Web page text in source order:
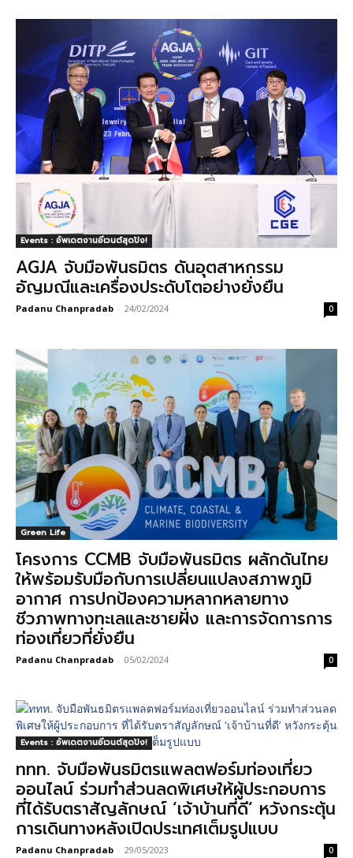
Events : อัพเดตงานอีเวนต์สุดปัง!
AGJA จับมือพันธมิตร ดันอุตสาหกรรม
อัญมณีและเครื่องประดับโตอย่างยั่งยืน
Padanu Chanpradab - 24/02/2024 0
Green Life
โครงการ CCMB จับมือพันธมิตร ผลักดันไทย
ให้พร้อมรับมือกับการเปลี่ยนแปลงสภาพภูมิ
อากาศ การปกป้องความหลากหลายทาง
ชีวภาพทางทะเลและชายฝั่ง และการจัดการการ
ท่องเที่ยวที่ยั่งยืน
Padanu Chanpradab - 05/02/2024 0
Events : อัพเดตงานอีเวนต์สุดปัง!
ททท. จับมือพันธมิตรแพลตฟอร์มท่องเที่ยว
ออนไลน์ ร่วมทำส่วนลดพิเศษให้ผู้ประกอบการ
ที่ได้รับตราสัญลักษณ์ ‘เจ้าบ้านที่ดี’ หวังกระตุ้น
การเดินทางหลังเปิดประเทศเต็มรูปแบบ
Padanu Chanpradab - 29/05/2023 0